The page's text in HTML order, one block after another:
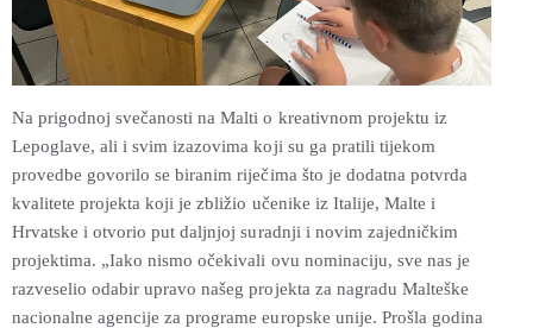
Na prigodnoj svečanosti na Malti o kreativnom projektu iz
Lepoglave, ali i svim izazovima koji su ga pratili tijekom
provedbe govorilo se biranim riječima što je dodatna potvrda
kvalitete projekta koji je zbližio učenike iz Italije, Malte i
Hrvatske i otvorio put daljnjoj suradnji i novim zajedničkim
projektima. „Iako nismo očekivali ovu nominaciju, sve nas je
razveselio odabir upravo našeg projekta za nagradu Malteške
nacionalne agencije za programe europske unije. Prošla godina